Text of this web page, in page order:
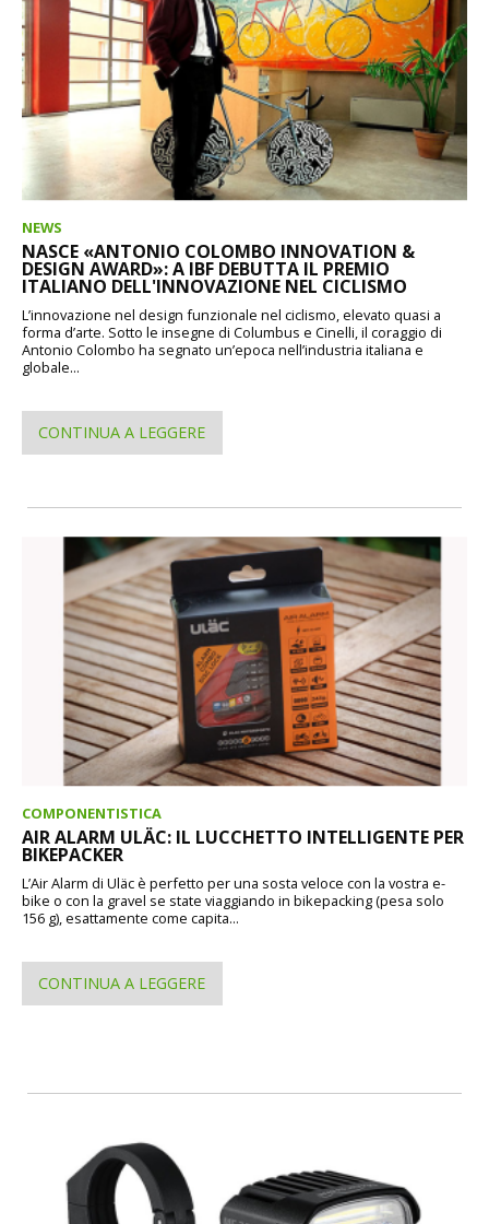
NEWS
NASCE «ANTONIO COLOMBO INNOVATION &
DESIGN AWARD»: A IBF DEBUTTA IL PREMIO
ITALIANO DELL'INNOVAZIONE NEL CICLISMO
L’innovazione nel design funzionale nel ciclismo, elevato quasi a
forma d’arte. Sotto le insegne di Columbus e Cinelli, il coraggio di
Antonio Colombo ha segnato un’epoca nell’industria italiana e
globale...
CONTINUA A LEGGERE
COMPONENTISTICA
AIR ALARM ULÄC: IL LUCCHETTO INTELLIGENTE PER
BIKEPACKER
L’Air Alarm di Uläc è perfetto per una sosta veloce con la vostra e-
bike o con la gravel se state viaggiando in bikepacking (pesa solo
156 g), esattamente come capita...
CONTINUA A LEGGERE